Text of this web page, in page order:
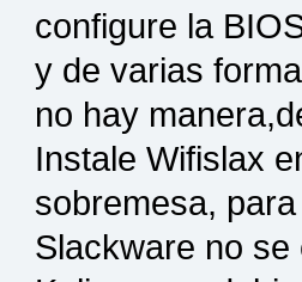
configure la
y de varias
no hay
Instale Wifislax
sobremesa,
Slackware no